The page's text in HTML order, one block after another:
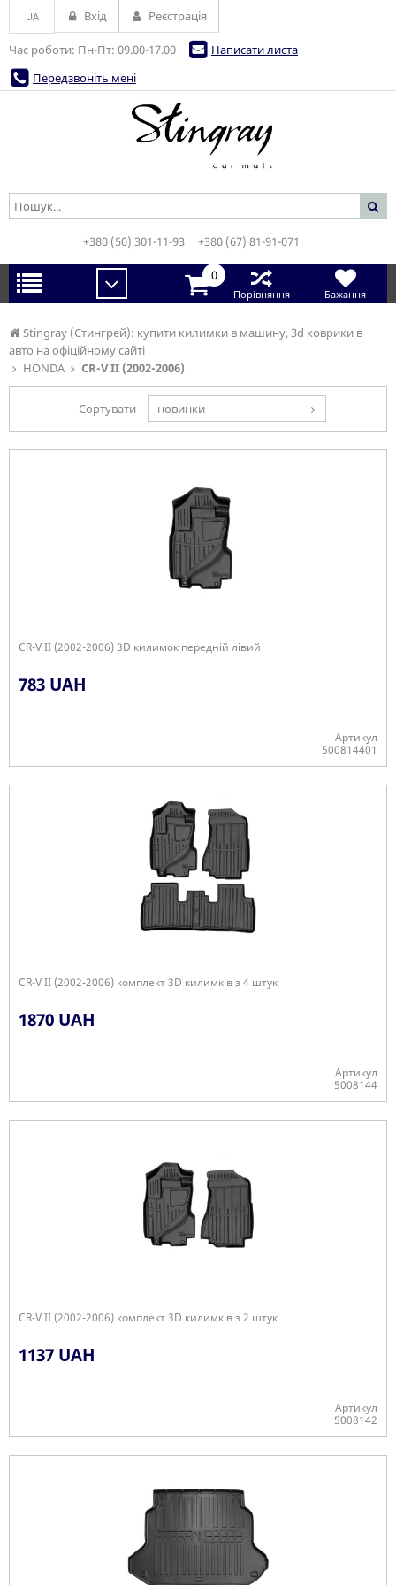
Stingray (Стингрей): купити килимки в машину, 3d коврики в
авто на офіційному сайті
HONDA
CR-V II (2002-2006)
Сортувати новинки
CR-V II (2002-2006) 3D килимок передній лівий
783 UAH
Артикул
500814401
CR-V II (2002-2006) комплект 3D килимків з 4 штук
1870 UAH
Артикул
5008144
CR-V II (2002-2006) комплект 3D килимків з 2 штук
1137 UAH
Артикул
5008142
Час роботи: Пн-Пт: 09.00-17.00
Написати листа
Передзвоніть мені
UA Вхід Реєстрація
+380 (50) 301-11-93 +380 (67) 81-91-071
0
Порівняння Бажання